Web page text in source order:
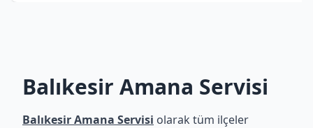
Balıkesir Amana Servisi
Balıkesir Amana Servisi olarak tüm ilçeler